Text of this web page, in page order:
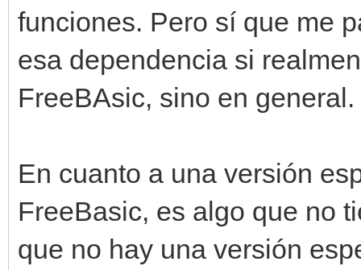
funciones. Pero sí que me
esa dependencia si
FreeBAsic, sino en general.
En cuanto a una versión
FreeBasic, es algo que no
que no hay una versión